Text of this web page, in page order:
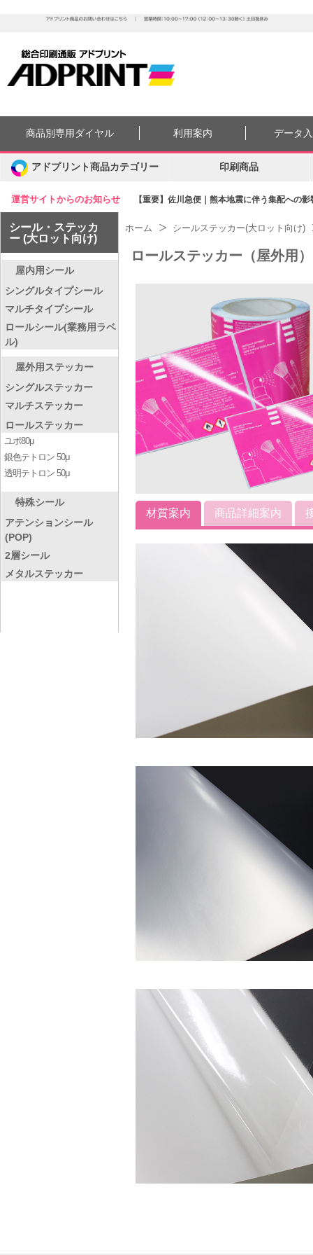
運営サイトからのお知らせ 【重要】佐川急便｜熊本地震に伴う集配への
商品別専用ダイヤル 利用案内 データ
アドプリント商品カテゴリー 印刷商品
シール・ステッカ
ー (大ロット向け)
屋内用シール
シングルタイプシール
マルチタイプシール
ロールシール(業務用ラベ
ル)
屋外用ステッカー
シングルステッカー
マルチステッカー
ロールステッカー
ユポ80μ
銀色テトロン 50μ
透明テトロン 50μ
特殊シール
アテンションシール
(POP)
2層シール
メタルステッカー
ホーム シールステッカー(大ロット向け)
ロールステッカー（屋外用）
材質案内 商品詳細案内